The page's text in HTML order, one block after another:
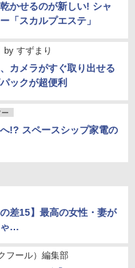
かせるのが新しい! シャ
「スカルプエステ」
by すずまり
カメラがすぐ取り出せる
ックが超便利
!? スペースシップ家電の
差15】最高の女性・妻が
ゃ…
フール）編集部